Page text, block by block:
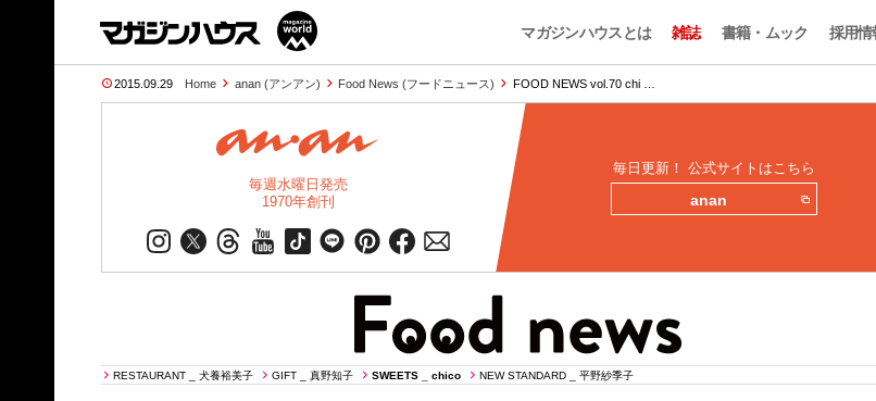
マガジンハウスとは 雑誌 書籍・ムック 採用情
2015.09.29 Home anan (アンアン) Food News (フードニュース) FOOD NEWS vol.70 chi …
毎週水曜日発売
1970年創刊
毎日更新！ 公式サイトはこちら
anan
RESTAURANT _ 犬養裕美子 GIFT _ 真野知子 SWEETS _ chico NEW STANDARD _ 平野紗季子